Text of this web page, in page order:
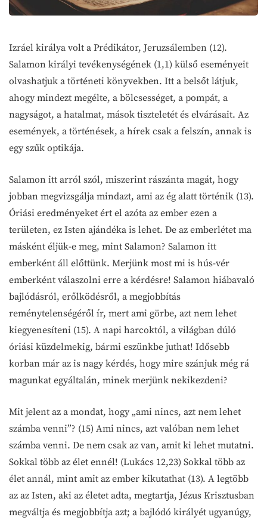
Izráel királya volt a Prédikátor, Jeruzsálemben (12).
Salamon királyi tevékenységének (1,1) külső eseményeit
olvashatjuk a történeti könyvekben. Itt a belsőt látjuk,
ahogy mindezt megélte, a bölcsességet, a pompát, a
nagyságot, a hatalmat, mások tiszteletét és elvárásait. Az
események, a történések, a hírek csak a felszín, annak is
egy szűk optikája.
Salamon itt arról szól, miszerint rászánta magát, hogy
jobban megvizsgálja mindazt, ami az ég alatt történik (13).
Óriási eredményeket ért el azóta az ember ezen a
területen, ez Isten ajándéka is lehet. De az emberlétet ma
másként éljük-e meg, mint Salamon? Salamon itt
emberként áll előttünk. Merjünk most mi is hús-vér
emberként válaszolni erre a kérdésre! Salamon hiábavaló
bajlódásról, erőlködésről, a megjobbítás
reménytelenségéről ír, mert ami görbe, azt nem lehet
kiegyenesíteni (15). A napi harcoktól, a világban dúló
óriási küzdelmekig, bármi eszünkbe juthat! Idősebb
korban már az is nagy kérdés, hogy mire szánjuk még rá
magunkat egyáltalán, minek merjünk nekikezdeni?
Mit jelent az a mondat, hogy „ami nincs, azt nem lehet
számba venni”? (15) Ami nincs, azt valóban nem lehet
számba venni. De nem csak az van, amit ki lehet mutatni.
Sokkal több az élet ennél! (Lukács 12,23) Sokkal több az
élet annál, mint amit az ember kikutathat (13). A legtöbb
az az Isten, aki az életet adta, megtartja, Jézus Krisztusban
megváltja és megjobbítja azt; a bajlódó királyét ugyanúgy,